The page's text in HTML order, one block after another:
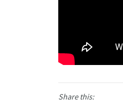
Share this: